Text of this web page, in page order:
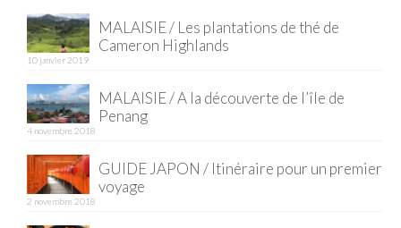
MALAISIE / Les plantations de thé de
Cameron Highlands
10 janvier 2019
MALAISIE / A la découverte de l’île de
Penang
4 novembre 2018
GUIDE JAPON / Itinéraire pour un premier
voyage
2 novembre 2018